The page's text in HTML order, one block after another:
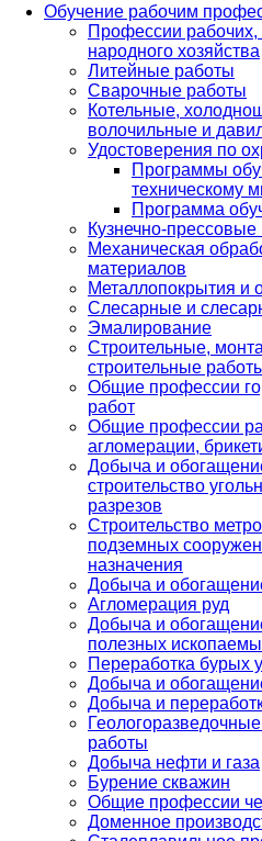
Обучение рабочим
Профессии
народного хозяйства
Литейные работы
Сварочные работы
Котельные,
волочильные и
Удостоверения по
Программы
техническому
Программа
Кузнечно-
Механическая
материалов
Металлопокрытия и
Слесарные и
Эмалирование
Строительные,
строительные
Общие профессии
работ
Общие профессии
агломерации,
Добыча и
строительство
разрезов
Строительство
подземных
назначения
Добыча и
Агломерация руд
Добыча и
полезных
Переработка бурых
Добыча и
Добыча и
работы
Добыча нефти и газа
Бурение скважин
Общие профессии
Доменное